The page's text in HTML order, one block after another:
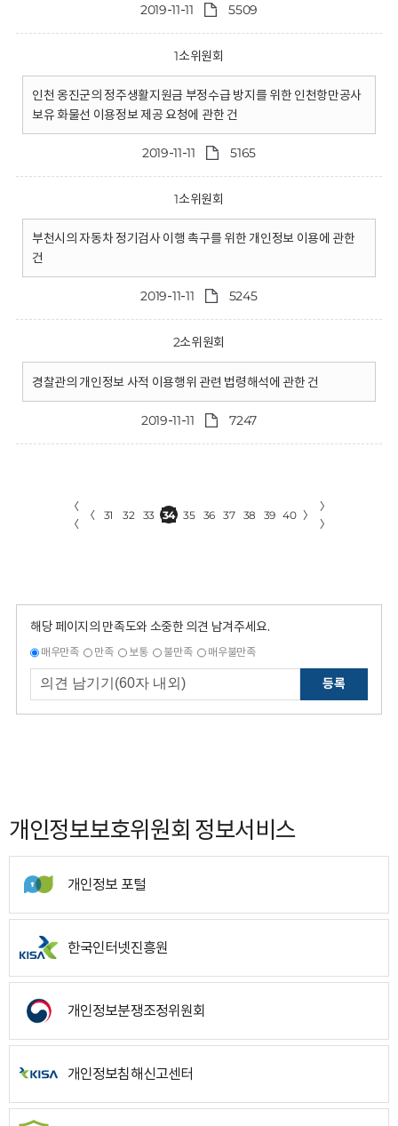
2019-11-11 5509
1소위원회
인천 옹진군의 정주생활지원금 부정수급 방지를 위한 인천항만공사
보유 화물선 이용정보 제공 요청에 관한 건
2019-11-11 5165
1소위원회
부천시의 자동차 정기검사 이행 촉구를 위한 개인정보 이용에 관한
건
2019-11-11 5245
2소위원회
경찰관의 개인정보 사적 이용행위 관련 법령해석에 관한 건
2019-11-11 7247
〈
〈
〈 31 32 33 34 35 36 37 38 39 40 〉
〉
〉
해당 페이지의 만족도와 소중한 의견 남겨주세요.
매우만족 만족 보통 불만족 매우불만족
등록
개인정보보호위원회 정보서비스
개인정보 포털
한국인터넷진흥원
개인정보분쟁조정위원회
개인정보침해신고센터